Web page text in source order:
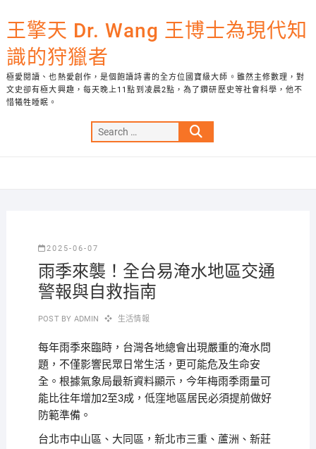
to
content
王擎天 Dr. Wang 王博士為現代知
識的狩獵者
極愛閱讀、也熱愛創作，是個飽讀詩書的全方位國寶級大師。雖然主修數理，對
文史卻有極大興趣，每天晚上11點到凌晨2點，為了鑽研歷史等社會科學，他不
惜犧牲睡眠。
Search
…
2025-06-07
雨季來襲！全台易淹水地區交通
警報與自救指南
POST BY ADMIN 生活情報
每年雨季來臨時，台灣各地總會出現嚴重的淹水問
題，不僅影響民眾日常生活，更可能危及生命安
全。根據氣象局最新資料顯示，今年梅雨季雨量可
能比往年增加2至3成，低窪地區居民必須提前做好
防範準備。
台北市中山區、大同區，新北市三重、蘆洲、新莊